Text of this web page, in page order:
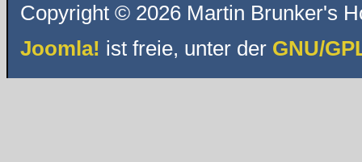
Copyright © 2026 Martin Brunker's
Joomla! ist freie, unter der GNU/